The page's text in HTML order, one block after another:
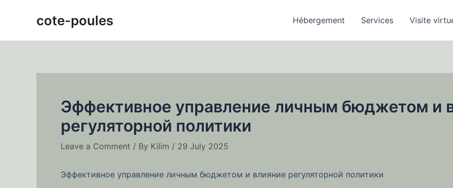
cote-poules Hébergement Services Visite
Эффективное управление личным бюджетом и
регуляторной политики
Leave a Comment / By Kilim / 29 July 2025
Эффективное управление личным бюджетом и влияние регуляторной политики
navigation